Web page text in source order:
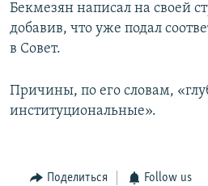
Бекмезян написал на своей
добавив, что уже подал
в Совет.
Причины, по его словам,
институциональные».
Поделиться Follow us